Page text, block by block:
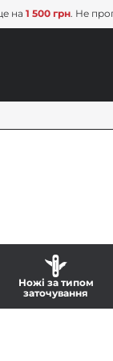
на 1 500 грн. Не
Ножі за типом
заточування